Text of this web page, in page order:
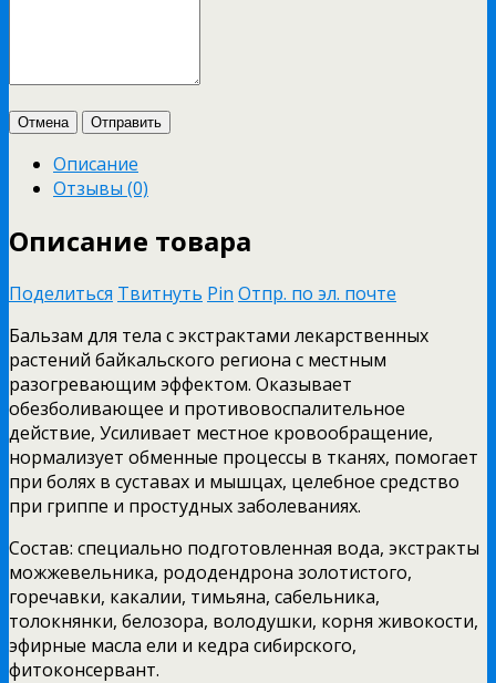
Отмена Отправить
Описание
Отзывы (0)
Описание товара
Поделиться Твитнуть Pin Отпр. по эл. почте
Бальзам для тела с экстрактами лекарственных
растений байкальского региона с местным
разогревающим эффектом. Оказывает
обезболивающее и противовоспалительное
действие, Усиливает местное кровообращение,
нормализует обменные процессы в тканях, помогает
при болях в суставах и мышцах, целебное средство
при гриппе и простудных заболеваниях.
Состав: специально подготовленная вода, экстракты
можжевельника, рододендрона золотистого,
горечавки, какалии, тимьяна, сабельника,
толокнянки, белозора, володушки, корня живокости,
эфирные масла ели и кедра сибирского,
фитоконсервант.